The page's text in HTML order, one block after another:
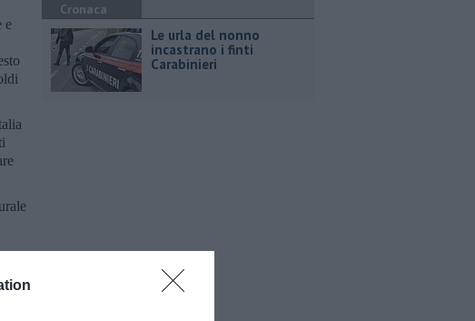
e
Cronaca
Le urla del nonno
incastrano i finti
Carabinieri